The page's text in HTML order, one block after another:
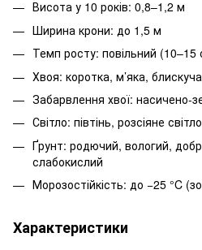
Висота у 10 років: 0,8–1,2 м
Ширина крони: до 1,5 м
Темп росту: повільний (10–15
Хвоя: коротка, м’яка, блискуча
Забарвлення хвої: насичено-
Світло: півтінь, розсіяне світло
Ґрунт: родючий, вологий,
слабокислий
Морозостійкість: до −25 °C
Характеристики